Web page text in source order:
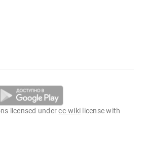
licensed undercc-wiki license with